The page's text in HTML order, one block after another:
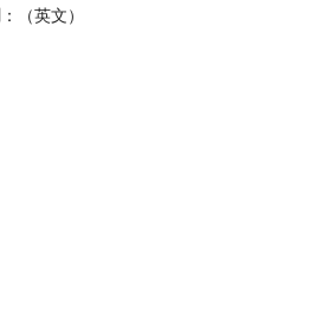
：（英文）